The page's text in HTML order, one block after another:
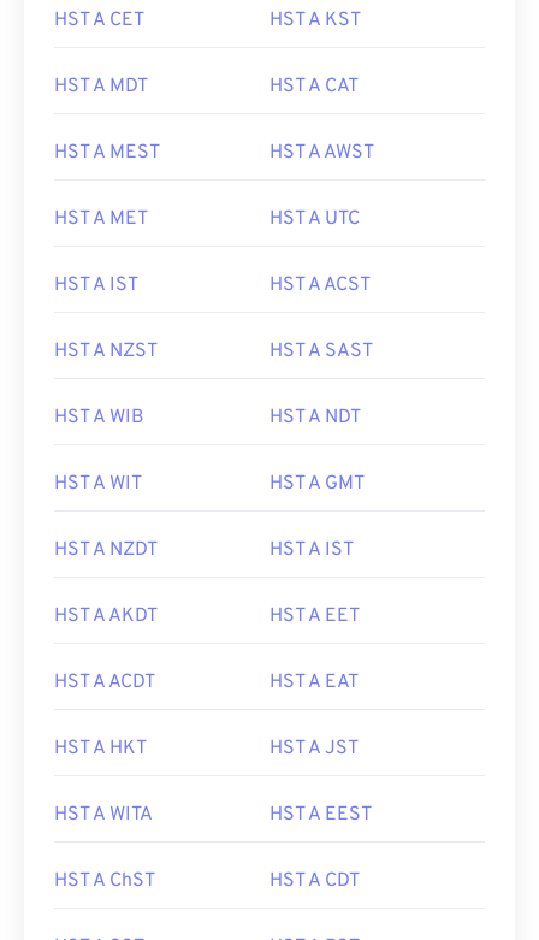
HST A CET HST A KST
HST A MDT HST A CAT
HST A MEST HST A AWST
HST A MET HST A UTC
HST A IST HST A ACST
HST A NZST HST A SAST
HST A WIB HST A NDT
HST A WIT HST A GMT
HST A NZDT HST A IST
HST A AKDT HST A EET
HST A ACDT HST A EAT
HST A HKT HST A JST
HST A WITA HST A EEST
HST A ChST HST A CDT